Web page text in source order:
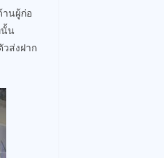
านผู้ก่อ
นั้น
ส่งฝาก